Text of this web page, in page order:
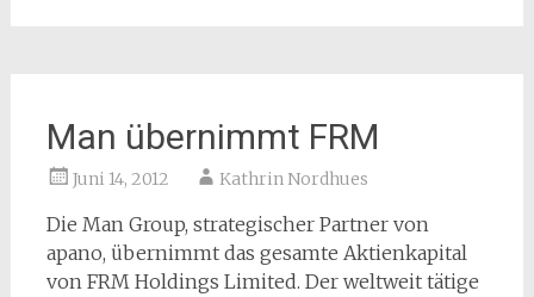
Man übernimmt FRM
Juni 14, 2012 Kathrin Nordhues
Die Man Group, strategischer Partner von
apano, übernimmt das gesamte Aktienkapital
von FRM Holdings Limited. Der weltweit tätige